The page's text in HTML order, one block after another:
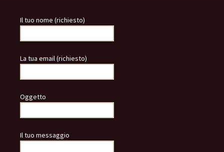
Il tuo nome (richiesto)
La tua email (richiesto)
Oggetto
Il tuo messaggio